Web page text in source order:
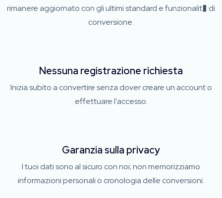
rimanere aggiornato con gli ultimi standard e funzionalit� di
conversione.
Nessuna registrazione richiesta
Inizia subito a convertire senza dover creare un account o
effettuare l'accesso.
Garanzia sulla privacy
I tuoi dati sono al sicuro con noi; non memorizziamo
informazioni personali o cronologia delle conversioni.